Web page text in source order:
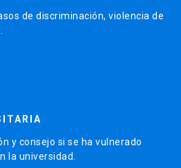
de discriminación, violencia de
y consejo si se ha vulnerado
la universidad.